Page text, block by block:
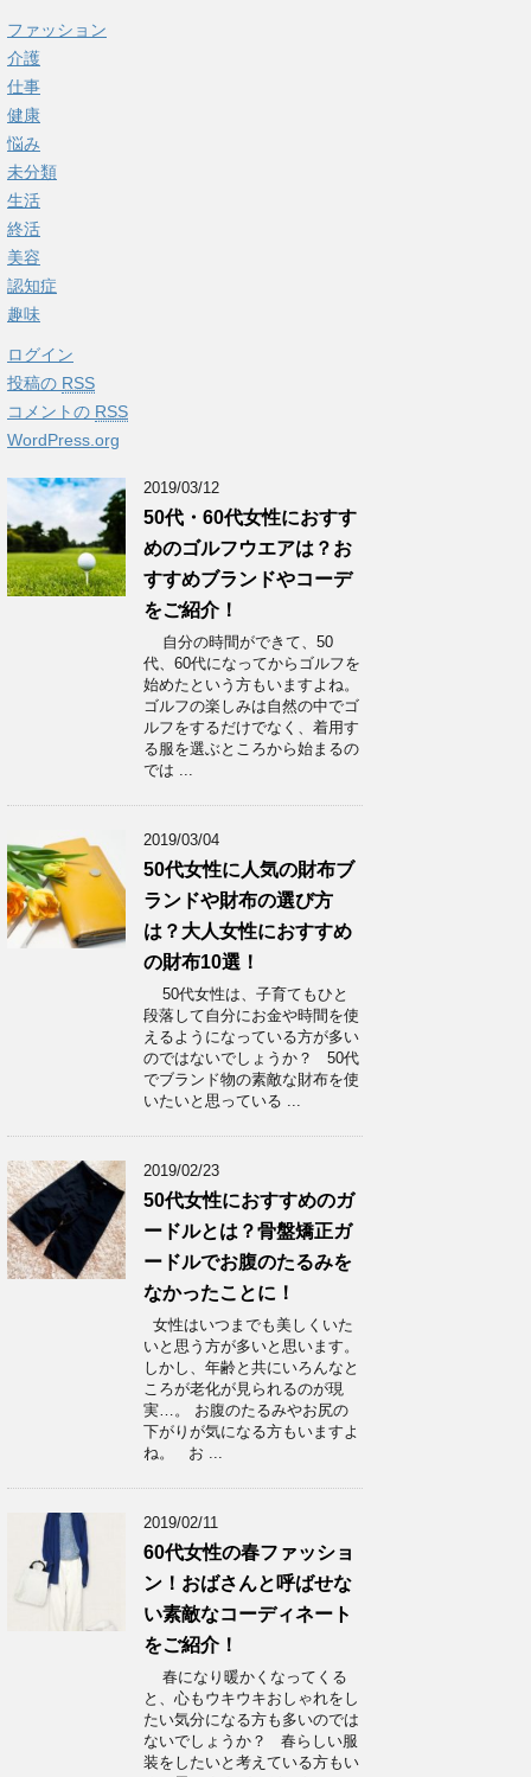
ファッション
介護
仕事
健康
悩み
未分類
生活
終活
美容
認知症
趣味
ログイン
投稿の RSS
コメントの RSS
WordPress.org
2019/03/12
50代・60代女性におすす
めのゴルフウエアは？お
すすめブランドやコーデ
をご紹介！
自分の時間ができて、50
代、60代になってからゴルフを
始めたという方もいますよね。
ゴルフの楽しみは自然の中でゴ
ルフをするだけでなく、着用す
る服を選ぶところから始まるの
では ...
2019/03/04
50代女性に人気の財布ブ
ランドや財布の選び方
は？大人女性におすすめ
の財布10選！
50代女性は、子育てもひと
段落して自分にお金や時間を使
えるようになっている方が多い
のではないでしょうか？ 50代
でブランド物の素敵な財布を使
いたいと思っている ...
2019/02/23
50代女性におすすめのガ
ードルとは？骨盤矯正ガ
ードルでお腹のたるみを
なかったことに！
女性はいつまでも美しくいた
いと思う方が多いと思います。
しかし、年齢と共にいろんなと
ころが老化が見られるのが現
実…。 お腹のたるみやお尻の
下がりが気になる方もいますよ
ね。 お ...
2019/02/11
60代女性の春ファッショ
ン！おばさんと呼ばせな
い素敵なコーディネート
をご紹介！
春になり暖かくなってくる
と、心もウキウキおしゃれをし
たい気分になる方も多いのでは
ないでしょうか？ 春らしい服
装をしたいと考えている方もい